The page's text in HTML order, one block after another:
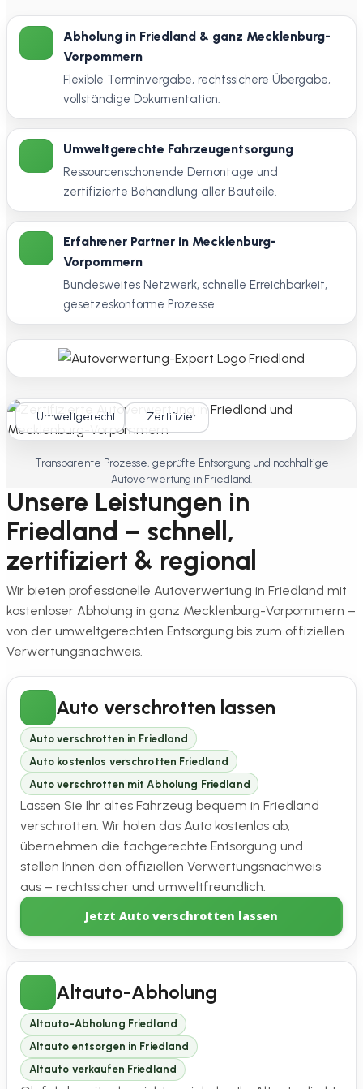
Abholung in Friedland & ganz Mecklenburg-
Vorpommern
Flexible Terminvergabe, rechtssichere Übergabe,
vollständige Dokumentation.
Umweltgerechte Fahrzeugentsorgung
Ressourcenschonende Demontage und
zertifizierte Behandlung aller Bauteile.
Erfahrener Partner in Mecklenburg-
Vorpommern
Bundesweites Netzwerk, schnelle Erreichbarkeit,
gesetzeskonforme Prozesse.
Umweltgerecht Zertifiziert
Transparente Prozesse, geprüfte Entsorgung und nachhaltige
Autoverwertung in Friedland.
Unsere Leistungen in
Friedland – schnell,
zertifiziert & regional
Wir bieten professionelle Autoverwertung in Friedland mit
kostenloser Abholung in ganz Mecklenburg-Vorpommern –
von der umweltgerechten Entsorgung bis zum offiziellen
Verwertungsnachweis.
Auto verschrotten lassen
Auto verschrotten in Friedland
Auto kostenlos verschrotten Friedland
Auto verschrotten mit Abholung Friedland
Lassen Sie Ihr altes Fahrzeug bequem in Friedland
verschrotten. Wir holen das Auto kostenlos ab,
übernehmen die fachgerechte Entsorgung und
stellen Ihnen den offiziellen Verwertungsnachweis
aus – rechtssicher und umweltfreundlich.
Jetzt Auto verschrotten lassen
Altauto-Abholung
Altauto-Abholung Friedland
Altauto entsorgen in Friedland
Altauto verkaufen Friedland